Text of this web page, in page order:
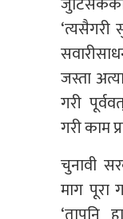
‘त्यसैगरी
जस्ता
गरी
गरी काम
चुनावी
माग पूरा